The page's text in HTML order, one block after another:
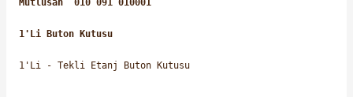
- UPS
Mutlusan 010 091 010001
1'Li Buton Kutusu
1'Li - Tekli Etanj Buton Kutusu